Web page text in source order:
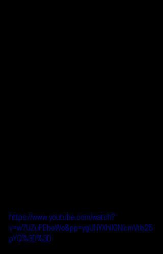
https://www.youtube.com/watch?
v=w7UZuPEbeWo&pp=ygUNYXhlIGNlcmVtb25
pYQ%3D%3D